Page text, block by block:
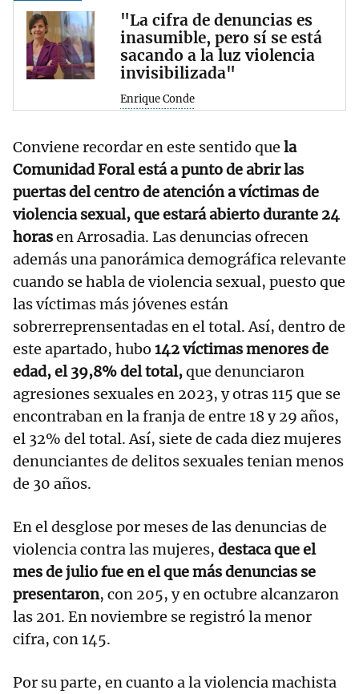
"La cifra de denuncias es
inasumible, pero sí se está
sacando a la luz violencia
invisibilizada"
Enrique Conde
Conviene recordar en este sentido que la
Comunidad Foral está a punto de abrir las
puertas del centro de atención a víctimas de
violencia sexual, que estará abierto durante 24
horasen Arrosadia. Las denuncias ofrecen
además una panorámica demográfica relevante
cuando se habla de violencia sexual, puesto que
las víctimas más jóvenes están
sobrerreprensentadas en el total. Así, dentro de
este apartado, hubo 142 víctimas menores de
edad, el 39,8% del total,que denunciaron
agresiones sexuales en 2023, y otras 115 que se
encontraban en la franja de entre 18 y 29 años,
el 32% del total. Así, siete de cada diez mujeres
denunciantes de delitos sexuales tenian menos
de 30 años.
En el desglose por meses de las denuncias de
violencia contra las mujeres, destaca que el
mes de julio fue en el que más denuncias se
presentaron, con 205, y en octubre alcanzaron
las 201. En noviembre se registró la menor
cifra, con 145.
Por su parte, en cuanto a la violencia machista